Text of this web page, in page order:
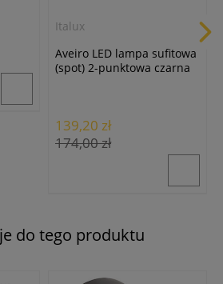
Italux
Aveiro LED lampa sufitowa
(spot) 2-punktowa czarna
139,20 zł
174,00 zł
do tego produktu